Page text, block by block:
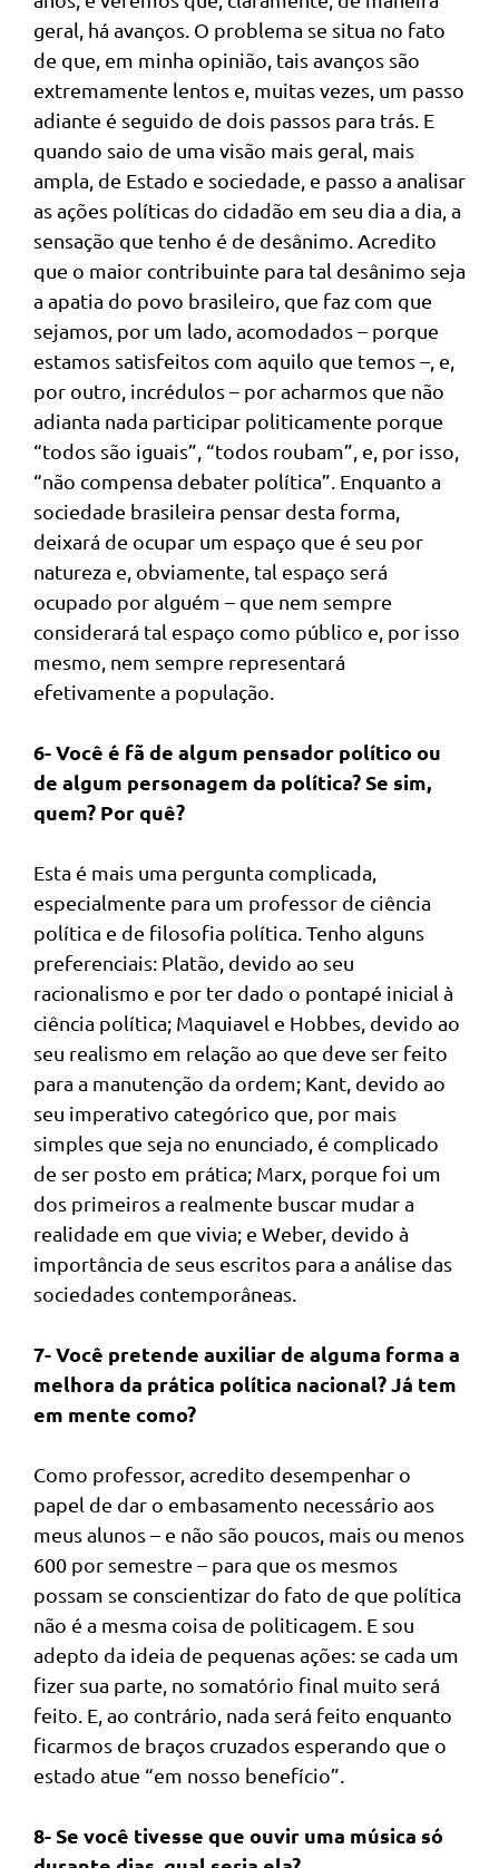
geral, há avanços. O problema se situa no fato
de que, em minha opinião, tais avanços são
extremamente lentos e, muitas vezes, um passo
adiante é seguido de dois passos para trás. E
quando saio de uma visão mais geral, mais
ampla, de Estado e sociedade, e passo a analisar
as ações políticas do cidadão em seu dia a dia, a
sensação que tenho é de desânimo. Acredito
que o maior contribuinte para tal desânimo seja
a apatia do povo brasileiro, que faz com que
sejamos, por um lado, acomodados – porque
estamos satisfeitos com aquilo que temos –, e,
por outro, incrédulos – por acharmos que não
adianta nada participar politicamente porque
“todos são iguais”, “todos roubam”, e, por isso,
“não compensa debater política”. Enquanto a
sociedade brasileira pensar desta forma,
deixará de ocupar um espaço que é seu por
natureza e, obviamente, tal espaço será
ocupado por alguém – que nem sempre
considerará tal espaço como público e, por isso
mesmo, nem sempre representará
efetivamente a população.
6- Você é fã de algum pensador político ou
de algum personagem da política? Se sim,
quem? Por quê?
Esta é mais uma pergunta complicada,
especialmente para um professor de ciência
política e de filosofia política. Tenho alguns
preferenciais: Platão, devido ao seu
racionalismo e por ter dado o pontapé inicial à
ciência política; Maquiavel e Hobbes, devido ao
seu realismo em relação ao que deve ser feito
para a manutenção da ordem; Kant, devido ao
seu imperativo categórico que, por mais
simples que seja no enunciado, é complicado
de ser posto em prática; Marx, porque foi um
dos primeiros a realmente buscar mudar a
realidade em que vivia; e Weber, devido à
importância de seus escritos para a análise das
sociedades contemporâneas.
7- Você pretende auxiliar de alguma forma a
melhora da prática política nacional? Já tem
em mente como?
Como professor, acredito desempenhar o
papel de dar o embasamento necessário aos
meus alunos – e não são poucos, mais ou menos
600 por semestre – para que os mesmos
possam se conscientizar do fato de que política
não é a mesma coisa de politicagem. E sou
adepto da ideia de pequenas ações: se cada um
fizer sua parte, no somatório final muito será
feito. E, ao contrário, nada será feito enquanto
ficarmos de braços cruzados esperando que o
estado atue “em nosso benefício”.
8- Se você tivesse que ouvir uma música só